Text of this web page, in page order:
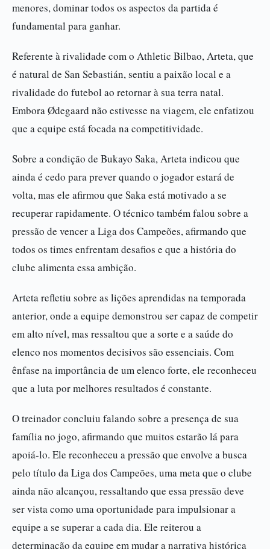
menores, dominar todos os aspectos da partida é
fundamental para ganhar.
Referente à rivalidade com o Athletic Bilbao, Arteta, que
é natural de San Sebastián, sentiu a paixão local e a
rivalidade do futebol ao retornar à sua terra natal.
Embora Ødegaard não estivesse na viagem, ele enfatizou
que a equipe está focada na competitividade.
Sobre a condição de Bukayo Saka, Arteta indicou que
ainda é cedo para prever quando o jogador estará de
volta, mas ele afirmou que Saka está motivado a se
recuperar rapidamente. O técnico também falou sobre a
pressão de vencer a Liga dos Campeões, afirmando que
todos os times enfrentam desafios e que a história do
clube alimenta essa ambição.
Arteta refletiu sobre as lições aprendidas na temporada
anterior, onde a equipe demonstrou ser capaz de competir
em alto nível, mas ressaltou que a sorte e a saúde do
elenco nos momentos decisivos são essenciais. Com
ênfase na importância de um elenco forte, ele reconheceu
que a luta por melhores resultados é constante.
O treinador concluiu falando sobre a presença de sua
família no jogo, afirmando que muitos estarão lá para
apoiá-lo. Ele reconheceu a pressão que envolve a busca
pelo título da Liga dos Campeões, uma meta que o clube
ainda não alcançou, ressaltando que essa pressão deve
ser vista como uma oportunidade para impulsionar a
equipe a se superar a cada dia. Ele reiterou a
determinação da equipe em mudar a narrativa histórica